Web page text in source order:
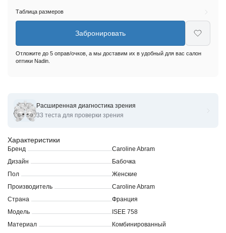
Оправы для очков корригирующих Caroline Abram ISEE
Характеристики
Бренд
Caroline Abram
Дизайн
Бабочка
Пол
Женские
Производитель
Caroline Abram
Страна
Франция
Модель
ISEE 758
Материал
Комбинированный
Таблица размеров
Забронировать
Отложите до 5 оправ/очков, а мы доставим их в удобный для вас салон
оптики Nadin.
Расширенная диагностика зрения
33 теста для проверки зрения